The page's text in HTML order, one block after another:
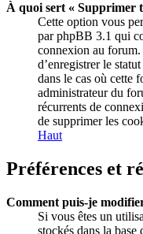
À quoi sert « Supprimer
Cette option vous
par phpBB 3.1 qui
connexion au forum.
d’enregistrer le
dans le cas où cette
administrateur du
récurrents de
de supprimer les
Haut
Préférences et
Comment puis-je
Si vous êtes un
stockés dans la